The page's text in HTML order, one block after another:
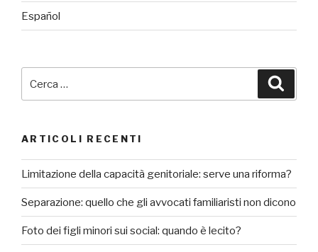
Español
ARTICOLI RECENTI
Limitazione della capacità genitoriale: serve una riforma?
Separazione: quello che gli avvocati familiaristi non dicono
Foto dei figli minori sui social: quando è lecito?